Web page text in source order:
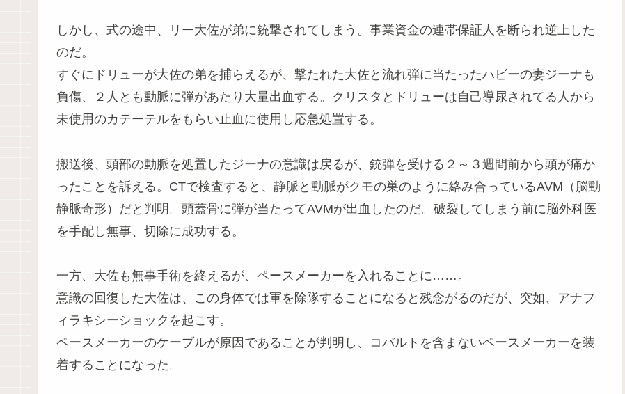
しかし、式の途中、リー大佐が弟に銃撃されてしまう。事業資金の連帯保証人を断られ逆上した
のだ。
すぐにドリューが大佐の弟を捕らえるが、撃たれた大佐と流れ弾に当たったハビーの妻ジーナも
負傷、２人とも動脈に弾があたり大量出血する。クリスタとドリューは自己導尿されてる人から
未使用のカテーテルをもらい止血に使用し応急処置する。
搬送後、頭部の動脈を処置したジーナの意識は戻るが、銃弾を受ける２～３週間前から頭が痛か
ったことを訴える。CTで検査すると、静脈と動脈がクモの巣のように絡み合っているAVM（脳動
静脈奇形）だと判明。頭蓋骨に弾が当たってAVMが出血したのだ。破裂してしまう前に脳外科医
を手配し無事、切除に成功する。
一方、大佐も無事手術を終えるが、ペースメーカーを入れることに……。
意識の回復した大佐は、この身体では軍を除隊することになると残念がるのだが、突如、アナフ
ィラキシーショックを起こす。
ペースメーカーのケーブルが原因であることが判明し、コバルトを含まないペースメーカーを装
着することになった。